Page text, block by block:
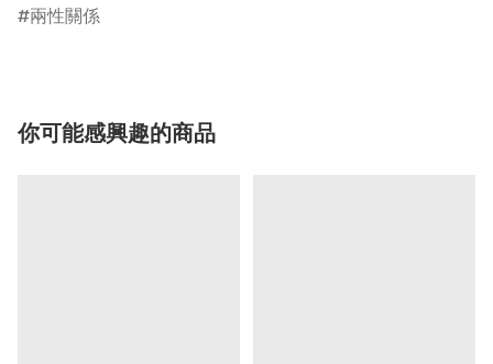
兩性關係
你可能感興趣的商品